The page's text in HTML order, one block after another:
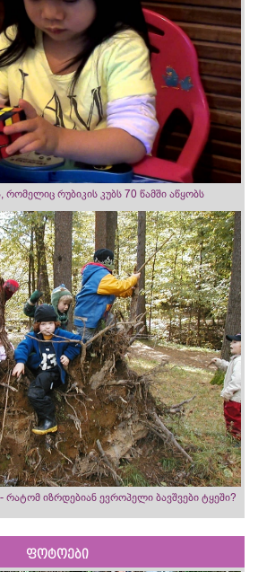
რუბიკის კუბს 70 წამში აწყობს
რატომ იზრდებიან ევროპელი ბავშვები ტყეში?
ფოტოები